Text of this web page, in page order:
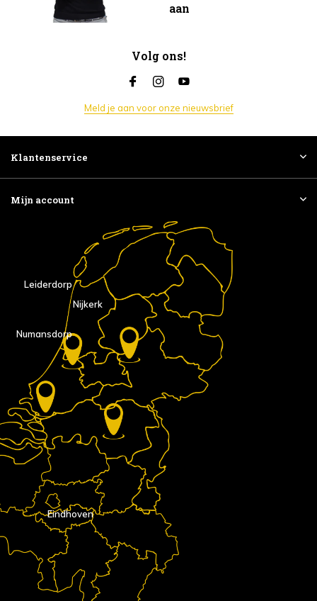
aan
Volg ons!
Meld je aan voor onze nieuwsbrief
Klantenservice
Mijn account
Eindhoven
Nijkerk
Numansdorp
Leiderdorp